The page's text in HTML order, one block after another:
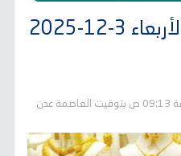
أسعار الذهب اليوم الأربعاء 3-12-2025